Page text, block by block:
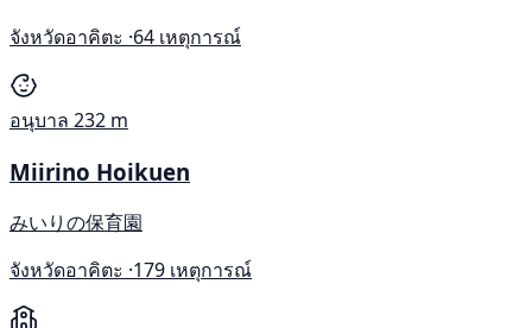
จังหวัดอาคิตะ ·64 เหตุการณ์
อนุบาล 232 m
Miirino Hoikuen
みいりの保育園
จังหวัดอาคิตะ ·179 เหตุการณ์